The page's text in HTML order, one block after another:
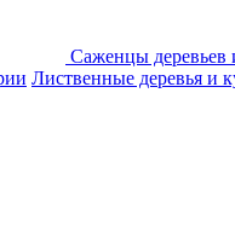
Саженцы деревьев
Лиственные деревья и